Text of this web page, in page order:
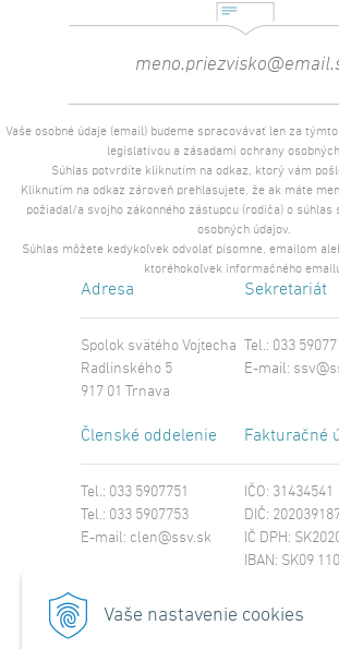
Vaše nastavenie cookies
Vaše osobné údaje (email) budeme spracovávať len za
legislatívou a zásadami ochrany
Súhlas potvrdíte kliknutím na odkaz, ktorý vám
Kliknutím na odkaz zároveň prehlasujete, že ak máte
požiadal/a svojho zákonného zástupcu (rodiča) o
osobných údajov.
Súhlas môžete kedykoľvek odvolať písomne, emailom
ktoréhokoľvek informačného
Adresa
Spolok svätého Vojtecha
Radlinského 5
917 01 Trnava
Sekretariát
Tel.: 033
E-mail:
Členské oddelenie
Tel.: 033 5907751
Tel.: 033 5907753
E-mail: clen@ssv.sk
Fakturačné
IČO: 31434541
DIČ:
IČ DPH:
IBAN: SK09
SWIFT: